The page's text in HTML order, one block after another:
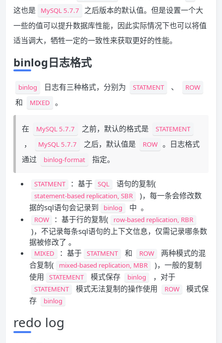
这也是
MySQL 5.7.7
之后版本的默认值。但是设置一个大
一些的值可以提升数据库性能，因此实际情况下也可以将值
适当调大，牺牲一定的一致性来获取更好的性能。
binlog日志格式
binlog 日志有三种格式，分别为 STATMENT 、 ROW
和 MIXED 。
在 MySQL 5.7.7 之前，默认的格式是 STATEMENT
， MySQL 5.7.7 之后，默认值是 ROW 。日志格式
通过
binlog-format 指定。
STATMENT ：基于 SQL 语句的复制(
statement-based replication, SBR
)，每一条会修改数
据的sql语句会记录到
binlog 中 。
ROW ：基于行的复制( row-based replication, RBR
)，不记录每条sql语句的上下文信息，仅需记录哪条数
据被修改了 。
MIXED ：基于 STATMENT 和 ROW
两种模式的混
合复制(
mixed-based replication, MBR
)，一般的复制
使用
STATEMENT 模式保存 binlog ，对于
STATEMENT 模式无法复制的操作使用 ROW
模式保
存
binlog
redo log